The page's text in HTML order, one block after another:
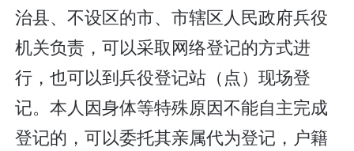
治县、不设区的市、市辖区人民政府兵役
机关负责，可以采取网络登记的方式进
行，也可以到兵役登记站（点）现场登
记。本人因身体等特殊原因不能自主完成
登记的，可以委托其亲属代为登记，户籍